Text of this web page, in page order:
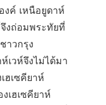
งค์ เหนือยูดาห์
จึงถ่อมพระทัยที่
าวกรุง
เวห์จึงไม่ได้มา
ฮเซคียาห์
เฮเซคียาห์